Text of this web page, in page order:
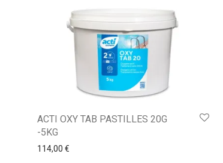
ACTI OXY TAB PASTILLES 20G
-5KG
114,00 €